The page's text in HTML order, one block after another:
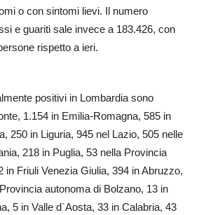
o con sintomi lievi. Il numero
e guariti sale invece a 183.426, con
rispetto a ieri.
positivi in Lombardia sono
1.154 in Emilia-Romagna, 585 in
250 in Liguria, 945 nel Lazio, 505 nelle
218 in Puglia, 53 nella Provincia
in Friuli Venezia Giulia, 394 in Abruzzo,
autonoma di Bolzano, 13 in
5 in Valle d`Aosta, 33 in Calabria, 43